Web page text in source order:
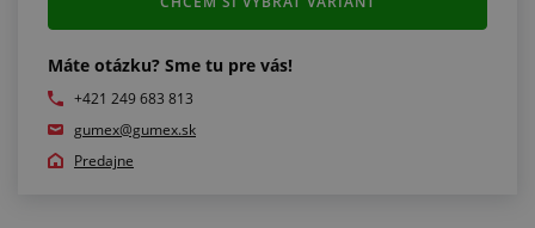
samozhášavosť podľa normy UL 94 HF1
medzi jednotlivými šaržami môžu vznikať farebné
Máte otázku? Sme tu pre vás!
+421 249 683 813
gumex@gumex.sk
Predajne